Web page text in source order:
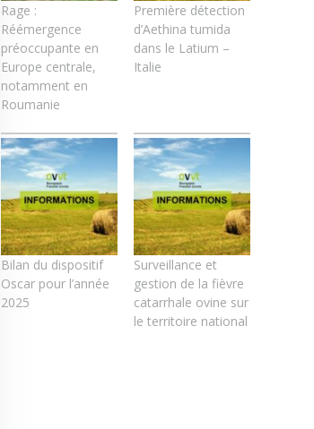
Rage :
Réémergence
préoccupante en
Europe centrale,
notamment en
Roumanie
Première détection
d’Aethina tumida
dans le Latium –
Italie
Bilan du dispositif
Oscar pour l’année
2025
Surveillance et
gestion de la fièvre
catarrhale ovine sur
le territoire national